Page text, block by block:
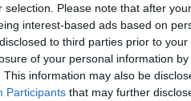
selection. Please note that after
interest-based ads based on
to third parties prior to
of your personal information
This information may also be
Participants that may further
TAXISNET. Θα
τον ΑΦΜ καθώς
είναι: